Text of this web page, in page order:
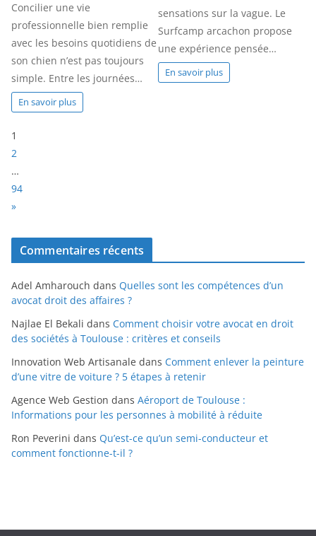
Concilier une vie
professionnelle bien remplie
avec les besoins quotidiens de
son chien n’est pas toujours
simple. Entre les journées…
En savoir plus
sensations sur la vague. Le
Surfcamp arcachon propose
une expérience pensée…
En savoir plus
P
a
g
e
:
1
2
…
94
N
x
»
Commentaires récents
Adel Amharouch dans Quelles sont les compétences d’un
avocat droit des affaires ?
Najlae El Bekali dans Comment choisir votre avocat en droit
des sociétés à Toulouse : critères et conseils
Innovation Web Artisanale dans Comment enlever la peinture
d’une vitre de voiture ? 5 étapes à retenir
Agence Web Gestion dans Aéroport de Toulouse :
Informations pour les personnes à mobilité à réduite
Ron Peverini dans Qu’est-ce qu’un semi-conducteur et
comment fonctionne-t-il ?